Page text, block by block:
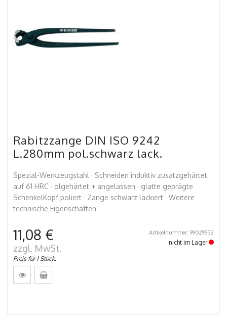
Rabitzzange DIN ISO 9242
L.280mm pol.schwarz lack.
Spezial-Werkzeugstahl · Schneiden induktiv zusatzgehärtet
auf 61 HRC · ölgehärtet + angelassen · glatte geprägte
SchenkelKopf poliert · Zange schwarz lackiert · Weitere
technische Eigenschaften
11,08 €
zzgl. MwSt.
Preis für 1 Stück.
Artikelnummer: 99029332
nicht im Lager